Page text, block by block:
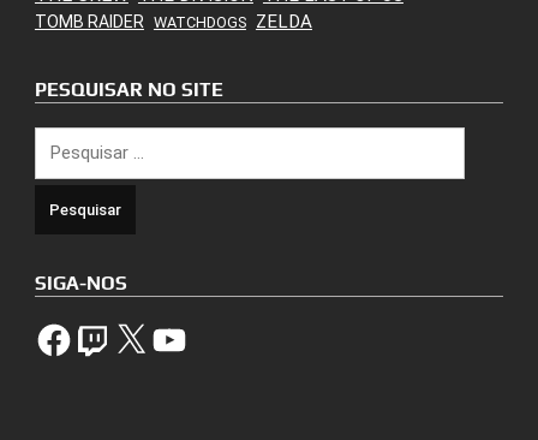
TOMB RAIDER WATCHDOGS ZELDA
PESQUISAR NO SITE
por:
SIGA-NOS
FacebookTwitch X YouTube